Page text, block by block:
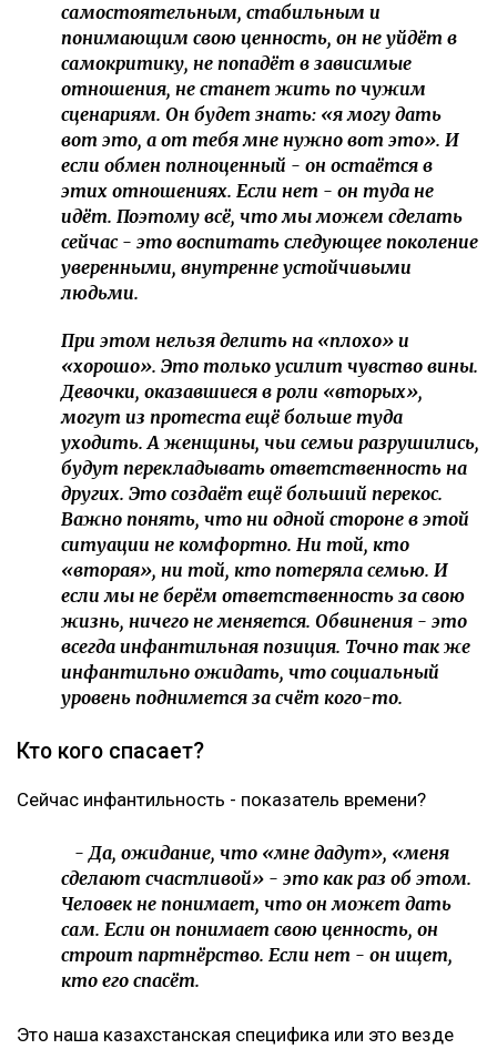
самостоятельным, стабильным и
понимающим свою ценность, он не уйдёт в
самокритику, не попадёт в зависимые
отношения, не станет жить по чужим
сценариям. Он будет знать: «я могу дать
вот это, а от тебя мне нужно вот это». И
если обмен полноценный - он остаётся в
этих отношениях. Если нет - он туда не
идёт. Поэтому всё, что мы можем сделать
сейчас - это воспитать следующее поколение
уверенными, внутренне устойчивыми
людьми.
При этом нельзя делить на «плохо» и
«хорошо». Это только усилит чувство вины.
Девочки, оказавшиеся в роли «вторых»,
могут из протеста ещё больше туда
уходить. А женщины, чьи семьи разрушились,
будут перекладывать ответственность на
других. Это создаёт ещё больший перекос.
Важно понять, что ни одной стороне в этой
ситуации не комфортно. Ни той, кто
«вторая», ни той, кто потеряла семью. И
если мы не берём ответственность за свою
жизнь, ничего не меняется. Обвинения - это
всегда инфантильная позиция. Точно так же
инфантильно ожидать, что социальный
уровень поднимется за счёт кого-то.
Кто кого спасает?
Сейчас инфантильность - показатель времени?
- Да, ожидание, что «мне дадут», «меня
сделают счастливой» - это как раз об этом.
Человек не понимает, что он может дать
сам. Если он понимает свою ценность, он
строит партнёрство. Если нет - он ищет,
кто его спасёт.
Это наша казахстанская специфика или это везде